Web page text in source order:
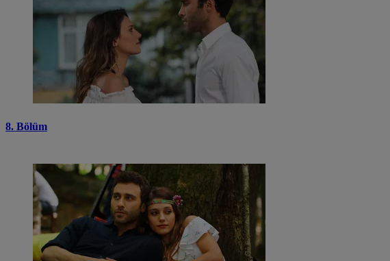
8. Bölüm